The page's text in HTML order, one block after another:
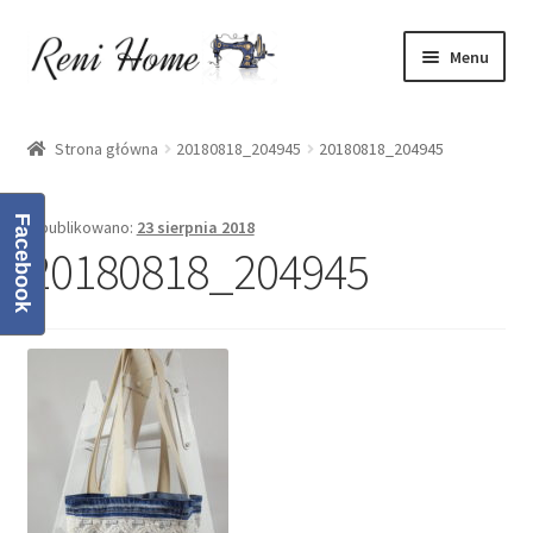
Przejdź
do
Przejdź
do
Menu
Koszyk
Moje konto
Oferta
Polityka prywatności
Strona główna 20180818_204945 20180818_204945
Opublikowano: 23 sierpnia 2018
20180818_204945
Facebook